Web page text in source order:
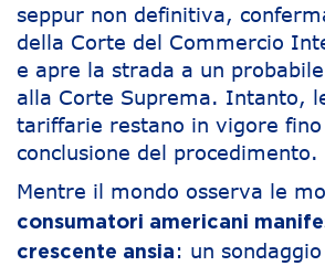
seppur non definitiva,
della Corte del Commercio
e apre la strada a un
alla Corte Suprema. Intanto,
tariffarie restano in vigore
conclusione del procedimento.
Mentre il mondo osserva le
consumatori americani
crescente ansia : un sondaggio